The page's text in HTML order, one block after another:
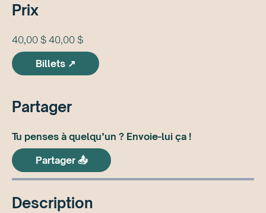
Prix
40,00 $ 40,00 $
Billets ↗
Partager
Tu penses à quelqu’un ? Envoie-lui ça !
Partager 📤
Description